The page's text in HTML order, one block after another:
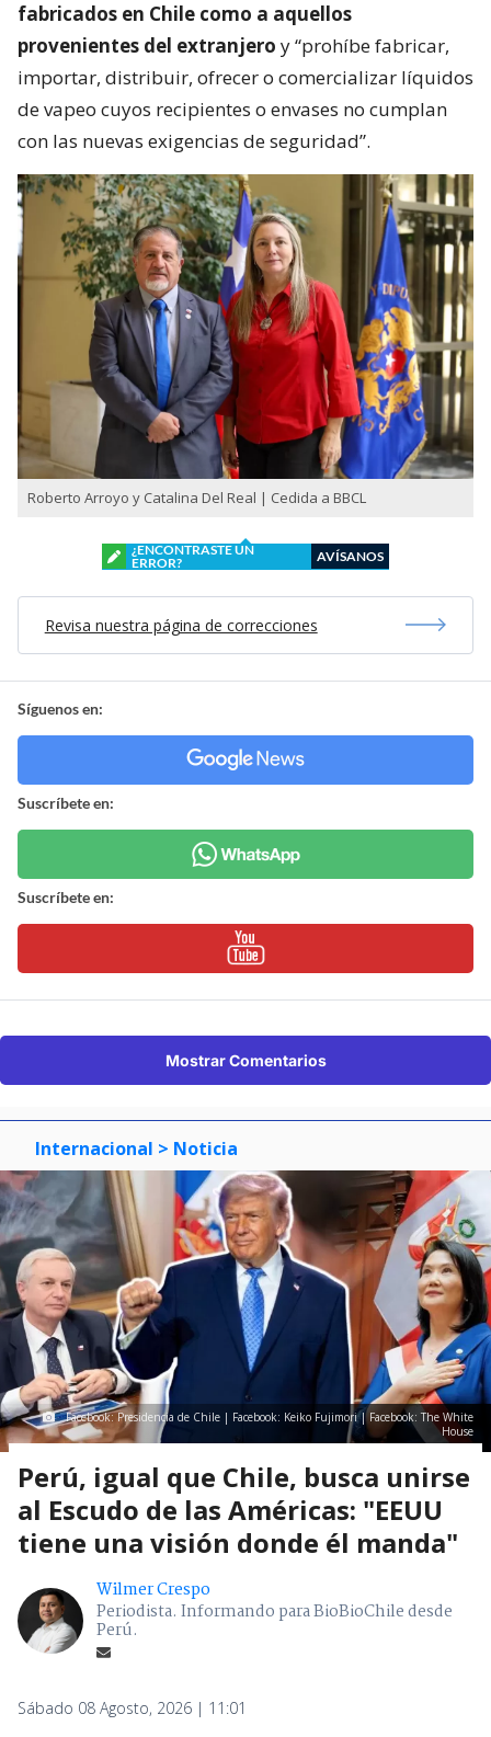
fabricados en Chile como a aquellos
provenientes del extranjero y “prohíbe fabricar,
importar, distribuir, ofrecer o comercializar líquidos
de vapeo cuyos recipientes o envases no cumplan
con las nuevas exigencias de seguridad”.
Roberto Arroyo y Catalina Del Real | Cedida a BBCL
¿ENCONTRASTE UN
ERROR?
AVÍSANOS
Revisa nuestra página de correcciones
Síguenos en:
Suscríbete en:
Suscríbete en:
Mostrar Comentarios
Internacional > Noticia
Facebook: Presidencia de Chile | Facebook: Keiko Fujimori | Facebook: The White
House
Perú, igual que Chile, busca unirse
al Escudo de las Américas: "EEUU
tiene una visión donde él manda"
Wilmer Crespo
Periodista. Informando para BioBioChile desde
Perú.
Sábado 08 Agosto, 2026 | 11:01